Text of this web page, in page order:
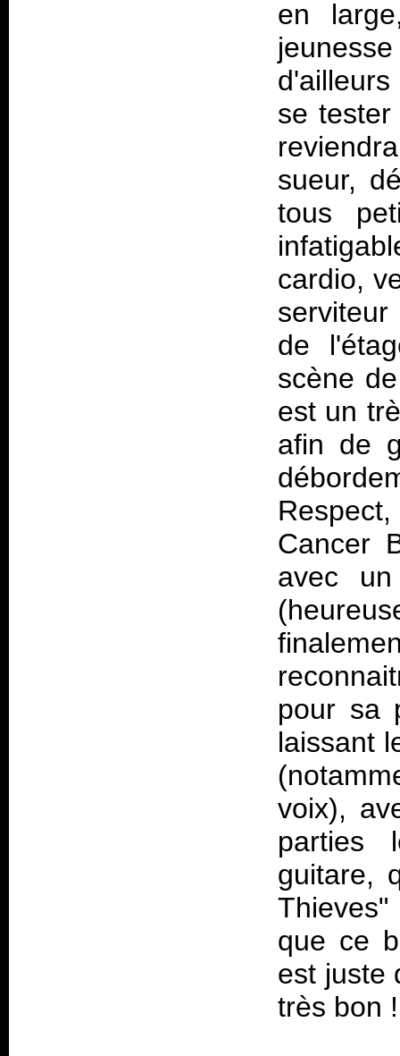
en
se
sueur,
tous
cardio,
de
scène
est un
afin de
Cancer
avec
pour sa
laissant
voix),
parties
guitare,
Thieves"
que ce
est juste
très bon